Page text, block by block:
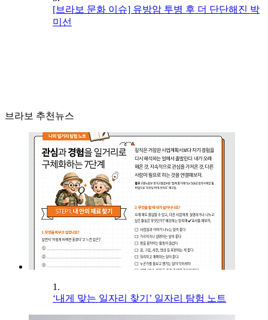
[브라보 문화 이슈] 유방암 투병 후 더 단단해진 박
미선
브라보 추천뉴스
1.
‘내게 맞는 일자리 찾기’ 일자리 탐험 노트